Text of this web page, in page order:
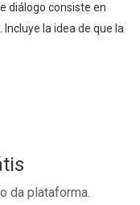
diálogo consiste en
la idea de que la
da plataforma.